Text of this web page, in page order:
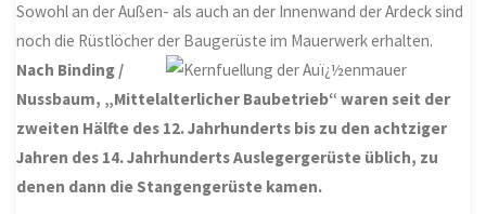
Sowohl an der Außen- als auch an der Innenwand der Ardeck sind
noch die Rüstlöcher der Baugerüste im Mauerwerk erhalten.
Nach Binding /
Nussbaum, „Mittelalterlicher Baubetrieb“ waren seit der
zweiten Hälfte des 12. Jahrhunderts bis zu den achtziger
Jahren des 14. Jahrhunderts Auslegergerüste üblich, zu
denen dann die Stangengerüste kamen.